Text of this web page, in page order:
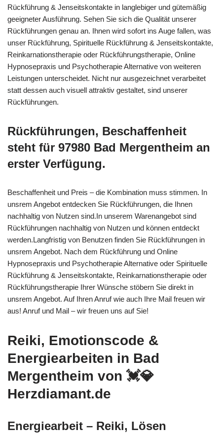
Rückführung & Jenseitskontakte in langlebiger und gütemäßig
geeigneter Ausführung. Sehen Sie sich die Qualität unserer
Rückführungen genau an. Ihnen wird sofort ins Auge fallen, was
unser Rückführung, Spirituelle Rückführung & Jenseitskontakte,
Reinkarnationstherapie oder Rückführungstherapie, Online
Hypnosepraxis und Psychotherapie Alternative von weiteren
Leistungen unterscheidet. Nicht nur ausgezeichnet verarbeitet
statt dessen auch visuell attraktiv gestaltet, sind unserer
Rückführungen.
Rückführungen, Beschaffenheit
steht für 97980 Bad Mergentheim an
erster Verfügung.
Beschaffenheit und Preis – die Kombination muss stimmen. In
unsrem Angebot entdecken Sie Rückführungen, die Ihnen
nachhaltig von Nutzen sind.In unserem Warenangebot sind
Rückführungen nachhaltig von Nutzen und können entdeckt
werden.Langfristig von Benutzen finden Sie Rückführungen in
unsrem Angebot. Nach dem Rückführung und Online
Hypnosepraxis und Psychotherapie Alternative oder Spirituelle
Rückführung & Jenseitskontakte, Reinkarnationstherapie oder
Rückführungstherapie Ihrer Wünsche stöbern Sie direkt in
unsrem Angebot. Auf Ihren Anruf wie auch Ihre Mail freuen wir
aus! Anruf und Mail – wir freuen uns auf Sie!
Reiki, Emotionscode &
Energiearbeiten in Bad
Mergentheim von 💓️💎
Herzdiamant.de
Energiearbeit – Reiki, Lösen